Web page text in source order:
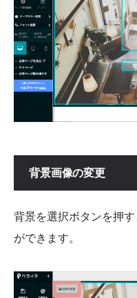
背景画像の変更
背景を選択ボタンを押
ができます。